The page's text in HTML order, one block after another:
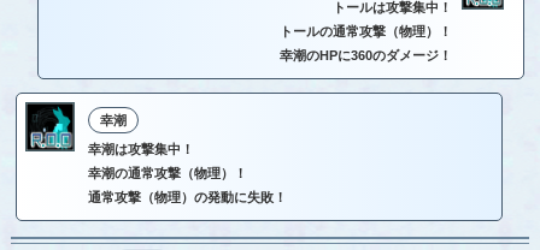
トールは攻撃集中！
トールの通常攻撃（物理）！
幸潮のHPに360のダメージ！
幸潮
幸潮は攻撃集中！
幸潮の通常攻撃（物理）！
通常攻撃（物理）の発動に失敗！